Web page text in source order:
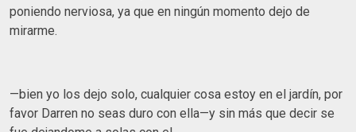
poniendo nerviosa, ya que en ningún momento dejo de
mirarme.
—bien yo los dejo solo, cualquier cosa estoy en el jardín, por
favor Darren no seas duro con ella—y sin más que decir se